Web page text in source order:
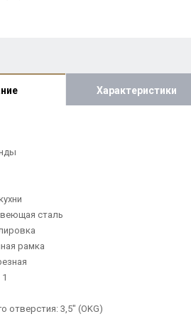
Характеристики
сталь
рамка
отверстия: 3,5" (OKG)